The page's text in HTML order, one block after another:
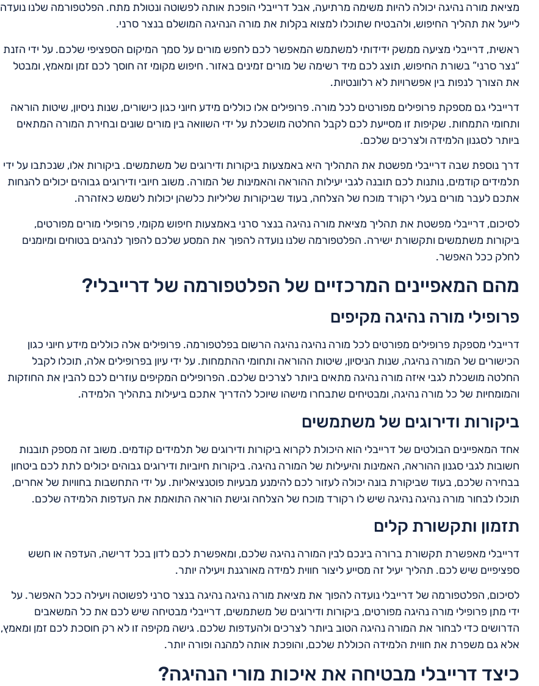
מציאת מורה נהיגה יכולה להיות משימה מרתיעה, אבל דרייבלי הופכת אותה לפשוטה ונטולת מתח. הפלטפורמה שלנו נועדה
לייעל את תהליך החיפוש, ולהבטיח שתוכלו למצוא בקלות את מורה הנהיגה המושלם בנצר סרני.
ראשית, דרייבלי מציעה ממשק ידידותי למשתמש המאפשר לכם לחפש מורים על סמך המיקום הספציפי שלכם. על ידי הזנת
“נצר סרני” בשורת החיפוש, תוצג לכם מיד רשימה של מורים זמינים באזור. חיפוש מקומי זה חוסך לכם זמן ומאמץ, ומבטל
את הצורך לנפות בין אפשרויות לא רלוונטיות.
דרייבלי גם מספקת פרופילים מפורטים לכל מורה. פרופילים אלו כוללים מידע חיוני כגון כישורים, שנות ניסיון, שיטות הוראה
ותחומי התמחות. שקיפות זו מסייעת לכם לקבל החלטה מושכלת על ידי השוואה בין מורים שונים ובחירת המורה המתאים
ביותר לסגנון הלמידה ולצרכים שלכם.
דרך נוספת שבה דרייבלי מפשטת את התהליך היא באמצעות ביקורות ודירוגים של משתמשים. ביקורות אלו, שנכתבו על ידי
תלמידים קודמים, נותנות לכם תובנה לגבי יעילות ההוראה והאמינות של המורה. משוב חיובי ודירוגים גבוהים יכולים להנחות
אתכם לעבר מורים בעלי רקורד מוכח של הצלחה, בעוד שביקורות שליליות כלשהן יכולות לשמש כאזהרה.
לסיכום, דרייבלי מפשטת את תהליך מציאת מורה נהיגה בנצר סרני באמצעות חיפוש מקומי, פרופילי מורים מפורטים,
ביקורות משתמשים ותקשורת ישירה. הפלטפורמה שלנו נועדה להפוך את המסע שלכם להפוך לנהגים בטוחים ומיומנים
לחלק ככל האפשר.
מהם המאפיינים המרכזיים של הפלטפורמה של דרייבלי?
פרופילי מורה נהיגה מקיפים
דרייבלי מספקת פרופילים מפורטים לכל מורה נהיגה נהיגה הרשום בפלטפורמה. פרופילים אלה כוללים מידע חיוני כגון
הכישורים של המורה נהיגה, שנות הניסיון, שיטות ההוראה ותחומי ההתמחות. על ידי עיון בפרופילים אלה, תוכלו לקבל
החלטה מושכלת לגבי איזה מורה נהיגה מתאים ביותר לצרכים שלכם. הפרופילים המקיפים עוזרים לכם להבין את החוזקות
והמומחיות של כל מורה נהיגה, ומבטיחים שתבחרו מישהו שיוכל להדריך אתכם ביעילות בתהליך הלמידה.
ביקורות ודירוגים של משתמשים
אחד המאפיינים הבולטים של דרייבלי הוא היכולת לקרוא ביקורות ודירוגים של תלמידים קודמים. משוב זה מספק תובנות
חשובות לגבי סגנון ההוראה, האמינות והיעילות של המורה נהיגה. ביקורות חיוביות ודירוגים גבוהים יכולים לתת לכם ביטחון
בבחירה שלכם, בעוד שביקורת בונה יכולה לעזור לכם להימנע מבעיות פוטנציאליות. על ידי התחשבות בחוויות של אחרים,
תוכלו לבחור מורה נהיגה נהיגה שיש לו רקורד מוכח של הצלחה וגישת הוראה התואמת את העדפות הלמידה שלכם.
תזמון ותקשורת קלים
דרייבלי מאפשרת תקשורת ברורה בינכם לבין המורה נהיגה שלכם, ומאפשרת לכם לדון בכל דרישה, העדפה או חשש
ספציפיים שיש לכם. תהליך יעיל זה מסייע ליצור חווית למידה מאורגנת ויעילה יותר.
לסיכום, הפלטפורמה של דרייבלי נועדה להפוך את מציאת מורה נהיגה נהיגה בנצר סרני לפשוטה ויעילה ככל האפשר. על
ידי מתן פרופילי מורה נהיגה מפורטים, ביקורות ודירוגים של משתמשים, דרייבלי מבטיחה שיש לכם את כל המשאבים
הדרושים כדי לבחור את המורה נהיגה הטוב ביותר לצרכים ולהעדפות שלכם. גישה מקיפה זו לא רק חוסכת לכם זמן ומאמץ,
אלא גם משפרת את חווית הלמידה הכוללת שלכם, והופכת אותה למהנה ופורה יותר.
כיצד דרייבלי מבטיחה את איכות מורי הנהיגה?